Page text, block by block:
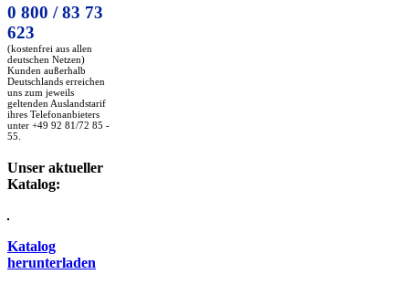
0 800 / 83 73
623
(kostenfrei aus allen
deutschen Netzen)
Kunden außerhalb
Deutschlands erreichen
uns zum jeweils
geltenden Auslandstarif
ihres Telefonanbieters
unter +49 92 81/72 85 -
55.
Unser aktueller
Katalog:
Katalog
herunterladen